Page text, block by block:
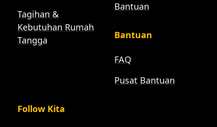
Tagihan &
Kebutuhan Rumah
Tangga
Bantuan
Bantuan
FAQ
Pusat Bantuan
Follow Kita